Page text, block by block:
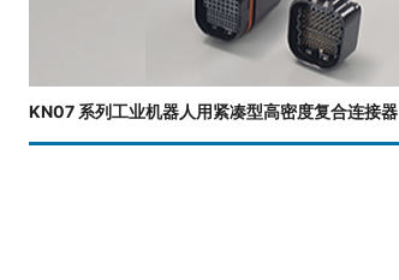
KN07 系列工业机器人用紧凑型高密度复合连接器